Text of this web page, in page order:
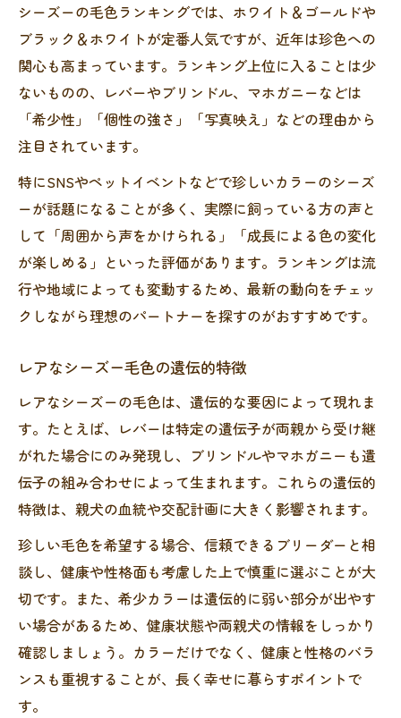
シーズーの毛色ランキングでは、ホワイト＆ゴールドや
ブラック＆ホワイトが定番人気ですが、近年は珍色への
関心も高まっています。ランキング上位に入ることは少
ないものの、レバーやブリンドル、マホガニーなどは
「希少性」「個性の強さ」「写真映え」などの理由から
注目されています。
特にSNSやペットイベントなどで珍しいカラーのシーズ
ーが話題になることが多く、実際に飼っている方の声と
して「周囲から声をかけられる」「成長による色の変化
が楽しめる」といった評価があります。ランキングは流
行や地域によっても変動するため、最新の動向をチェッ
クしながら理想のパートナーを探すのがおすすめです。
レアなシーズー毛色の遺伝的特徴
レアなシーズーの毛色は、遺伝的な要因によって現れま
す。たとえば、レバーは特定の遺伝子が両親から受け継
がれた場合にのみ発現し、ブリンドルやマホガニーも遺
伝子の組み合わせによって生まれます。これらの遺伝的
特徴は、親犬の血統や交配計画に大きく影響されます。
珍しい毛色を希望する場合、信頼できるブリーダーと相
談し、健康や性格面も考慮した上で慎重に選ぶことが大
切です。また、希少カラーは遺伝的に弱い部分が出やす
い場合があるため、健康状態や両親犬の情報をしっかり
確認しましょう。カラーだけでなく、健康と性格のバラ
ンスも重視することが、長く幸せに暮らすポイントで
す。